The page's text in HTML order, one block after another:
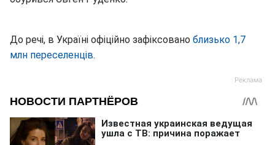
До речі, в Україні офіційно зафіксовано близько 1,7
млн переселенців.